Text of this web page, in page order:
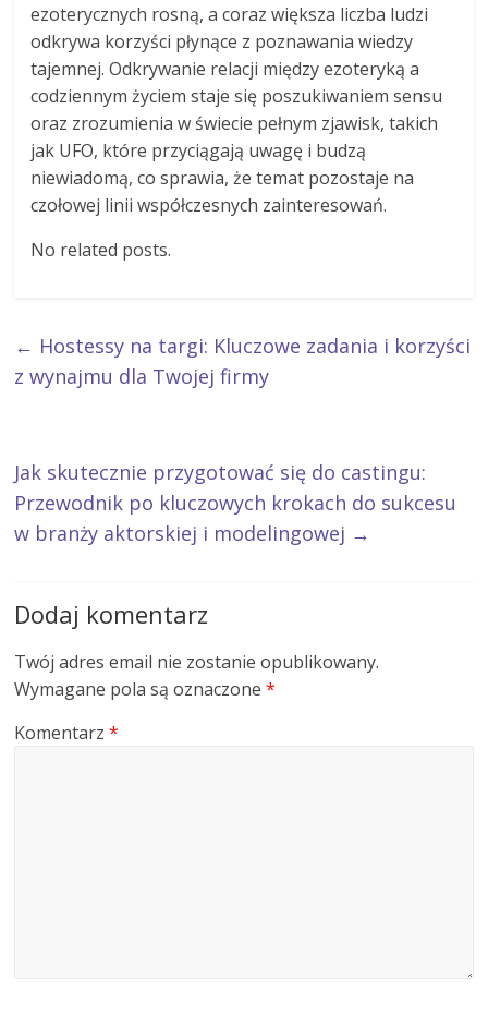
ezoterycznych rosną, a coraz większa liczba ludzi
odkrywa korzyści płynące z poznawania wiedzy
tajemnej. Odkrywanie relacji między ezoteryką a
codziennym życiem staje się poszukiwaniem sensu
oraz zrozumienia w świecie pełnym zjawisk, takich
jak UFO, które przyciągają uwagę i budzą
niewiadomą, co sprawia, że temat pozostaje na
czołowej linii współczesnych zainteresowań.
No related posts.
← Hostessy na targi: Kluczowe zadania i korzyści
z wynajmu dla Twojej firmy
Jak skutecznie przygotować się do castingu:
Przewodnik po kluczowych krokach do sukcesu
w branży aktorskiej i modelingowej →
Dodaj komentarz
Twój adres email nie zostanie opublikowany.
Wymagane pola są oznaczone*
Komentarz*